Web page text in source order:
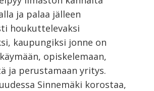
ja palaa jälleen
houkuttelevaksi
kaupungiksi jonne on
opiskelemaan,
ja perustamaan yritys.
Sinnemäki korostaa,